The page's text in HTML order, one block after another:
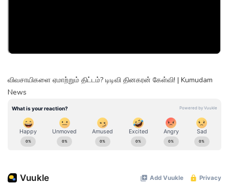
விவசாயிகளை ஏமாற்றும் திட்டம்? டிடிவி தினகரன் கேள்வி! | Kumudam
News